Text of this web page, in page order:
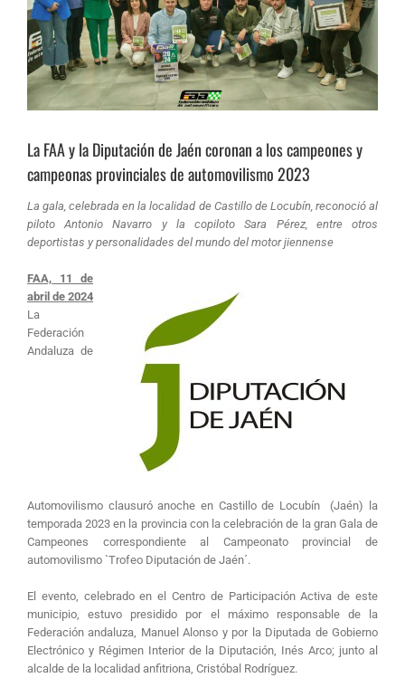
La FAA y la Diputación de Jaén coronan a los campeones y
campeonas provinciales de automovilismo 2023
La gala, celebrada en la localidad de Castillo de Locubín, reconoció al
piloto Antonio Navarro y la copiloto Sara Pérez, entre otros
deportistas y personalidades del mundo del motor jiennense
FAA, 11 de
abril de 2024
La
Federación
Andaluza de
Automovilismo clausuró anoche en Castillo de Locubín (Jaén) la
temporada 2023 en la provincia con la celebración de la gran Gala de
Campeones correspondiente al Campeonato provincial de
automovilismo `Trofeo Diputación de Jaén´.
El evento, celebrado en el Centro de Participación Activa de este
municipio, estuvo presidido por el máximo responsable de la
Federación andaluza, Manuel Alonso y por la Diputada de Gobierno
Electrónico y Régimen Interior de la Diputación, Inés Arco; junto al
alcalde de la localidad anfitriona, Cristóbal Rodríguez.